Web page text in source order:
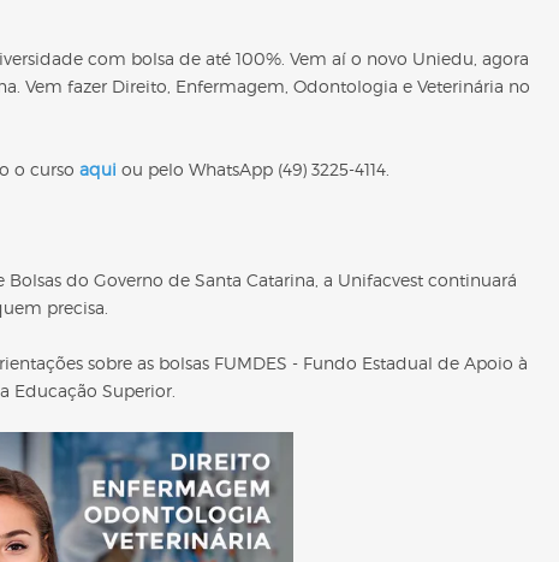
com bolsa de até 100%. Vem aí o novo Uniedu, agora
Vem fazer Direito, Enfermagem, Odontologia e Veterinária no
o curso aqui ou pelo WhatsApp (49) 3225-4114.
do Governo de Santa Catarina, a Unifacvest continuará
precisa.
sobre as bolsas FUMDES - Fundo Estadual de Apoio à
Educação Superior.